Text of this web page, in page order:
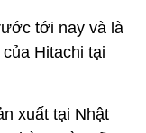
tới nay và là
Hitachi tại
xuất tại Nhật